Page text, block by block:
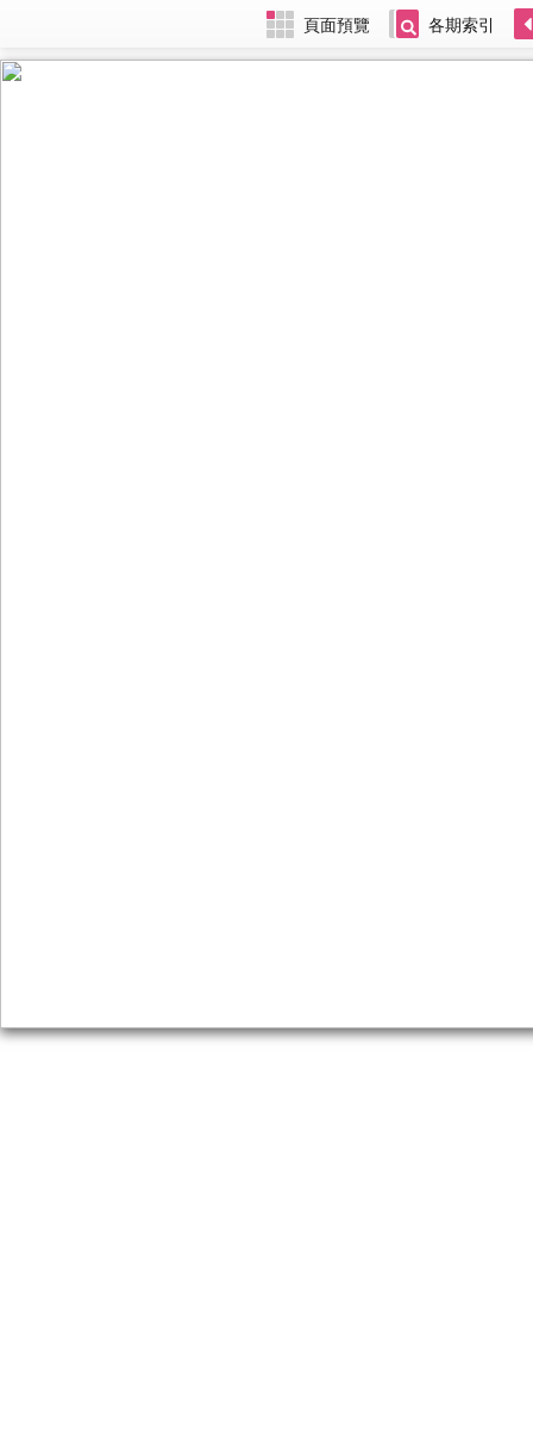
頁面預覽 各期索引